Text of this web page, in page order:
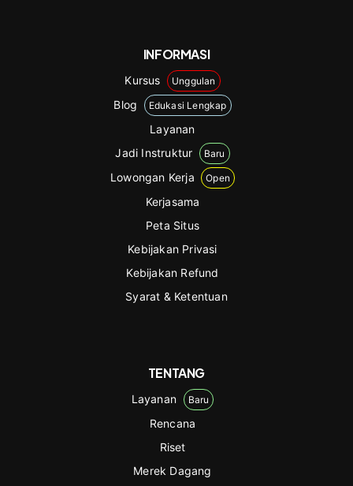
INFORMASI
Kursus Unggulan
Blog Edukasi Lengkap
Layanan
Jadi Instruktur
Baru
Lowongan Kerja Open
Kerjasama
Peta Situs
Kebijakan Privasi
Kebijakan Refund
Syarat & Ketentuan
TENTANG
Layanan Baru
Rencana
Riset
Merek Dagang